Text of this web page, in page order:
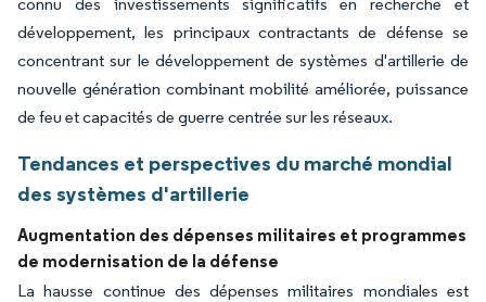
développement, les principaux contractants de défense se
concentrant sur le développement de systèmes d'artillerie de
nouvelle génération combinant mobilité améliorée, puissance
de feu et capacités de guerre centrée sur les réseaux.
Tendances et perspectives du marché mondial
des systèmes d'artillerie
Augmentation des dépenses militaires et programmes
de modernisation de la défense
La hausse continue des dépenses militaires mondiales est